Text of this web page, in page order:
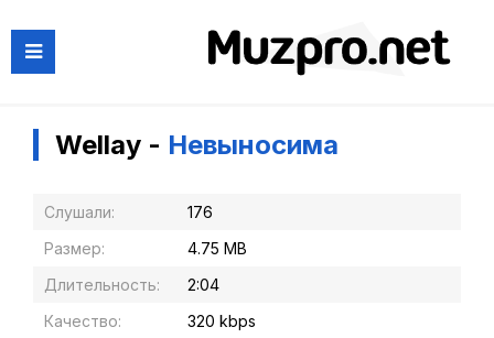
Wellay - Невыносима
Слушали:
176
Размер:
4.75 MB
Длительность:
2:04
Качество:
320 kbps